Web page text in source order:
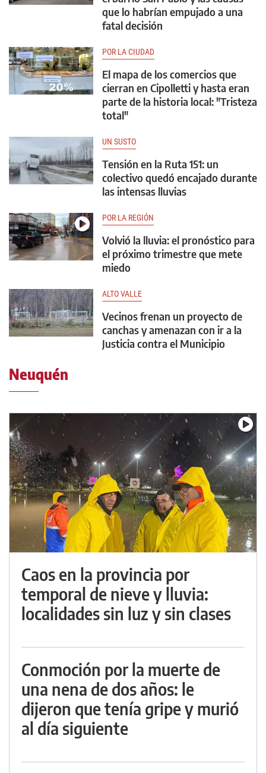
que lo habrían empujado a una
fatal decisión
POR LA CIUDAD
El mapa de los comercios que
cierran en Cipolletti y hasta eran
parte de la historia local: "Tristeza
total"
UN SUSTO
Tensión en la Ruta 151: un
colectivo quedó encajado durante
las intensas lluvias
POR LA REGIÓN
Volvió la lluvia: el pronóstico para
el próximo trimestre que mete
miedo
ALTO VALLE
Vecinos frenan un proyecto de
canchas y amenazan con ir a la
Justicia contra el Municipio
Neuquén
Caos en la provincia por
temporal de nieve y lluvia:
localidades sin luz y sin clases
Conmoción por la muerte de
una nena de dos años: le
dijeron que tenía gripe y murió
al día siguiente